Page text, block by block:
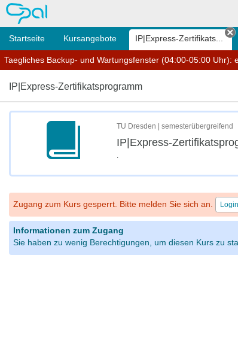
OPAL
Startseite Kursangebote IP|Express-Zertifikats...
Taegliches Backup- und Wartungsfenster (04:00-05:00 Uhr):
IP|Express-Zertifikatsprogramm
TU Dresden | semesterübergreifend
IP|Express-
.
Zugang zum Kurs gesperrt. Bitte melden Sie sich an. Login
Informationen zum Zugang
Sie haben zu wenig Berechtigungen, um diesen Kurs zu